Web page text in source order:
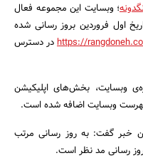
؛ وبسایت این مجموعه فعال
اول فروردین بروز رسانی شده
https://در دسترس
وبسایت، بخش‌های اپلیکیشن
خبر گفت: به روز رسانی مرتب
رسانی مد نظر است.